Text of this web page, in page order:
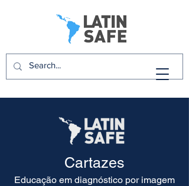
Cartazes
Educação em diagnóstico por imagem